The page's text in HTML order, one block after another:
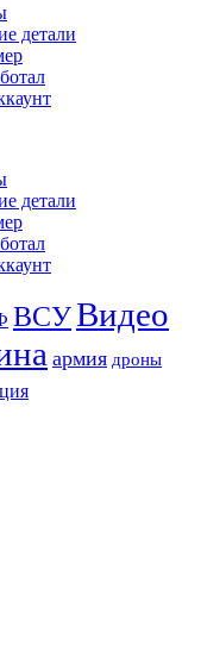
детали
детали
ВСУВидео
армия дроны